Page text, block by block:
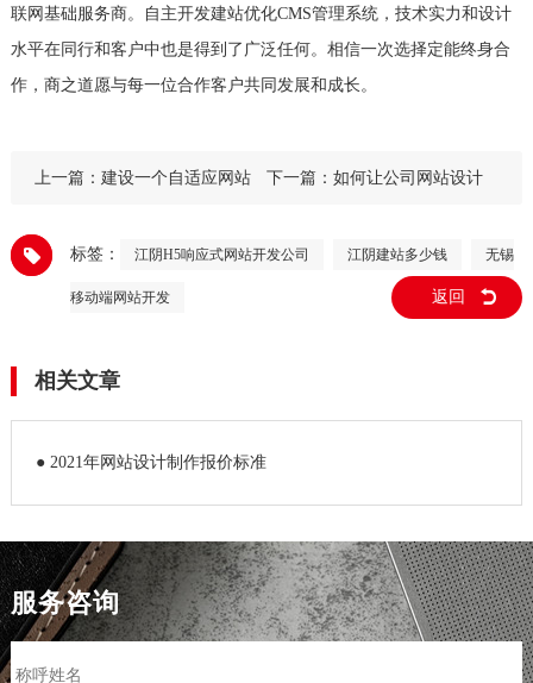
联网基础服务商。自主开发建站优化CMS管理系统，技术实力和设计
水平在同行和客户中也是得到了广泛任何。相信一次选择定能终身合
作，商之道愿与每一位合作客户共同发展和成长。
上一篇： 建设一个自适应网站
一般怎么收费
下一篇： 如何让公司网站设计
标签：
江阴H5响应式网站开发公司 江阴建站多少钱 无锡
移动端网站开发 返回
相关文章
● 2021年网站设计制作报价标准
服务咨询